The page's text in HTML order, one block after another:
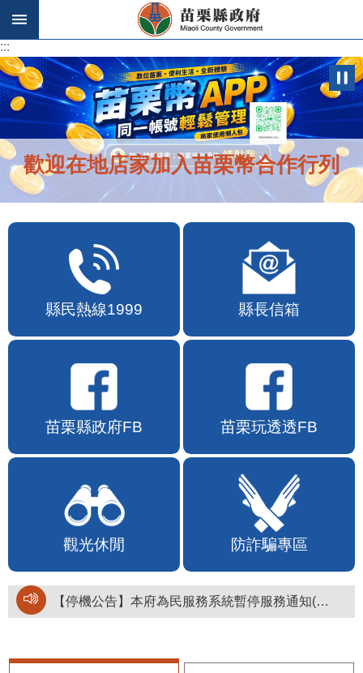
跳到主要內容區塊
:::
:::
歡迎在地店家加入苗栗幣合作行列
縣民熱線1999 縣長信箱
苗栗縣政府FB 苗栗玩透透FB
觀光休閒 防詐騙專區
【停機公告】本府為民服務系統暫停服務通知(停止服務時間：115年8月6日17時至19時)